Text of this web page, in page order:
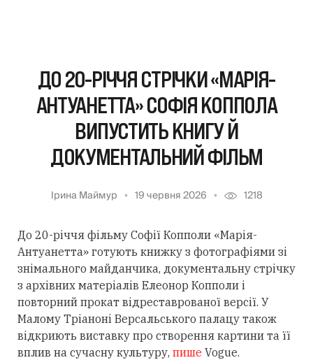
ДО 20-РІЧЧЯ СТРІЧКИ «МАРІЯ-
АНТУАНЕТТА» СОФІЯ КОППОЛА
ВИПУСТИТЬ КНИГУ Й
ДОКУМЕНТАЛЬНИЙ ФІЛЬМ
Ірина Маймур 19 червня 2026 1218
До 20-річчя фільму Софії Копполи «Марія-
Антуанетта» готують книжку з фотографіями зі
знімального майданчика, документальну стрічку
з архівних матеріалів Елеонор Копполи і
повторний прокат відреставрованої версії. У
Малому Тріаноні Версальського палацу також
відкриють виставку про створення картини та її
вплив на сучасну культуру, пише Vogue.